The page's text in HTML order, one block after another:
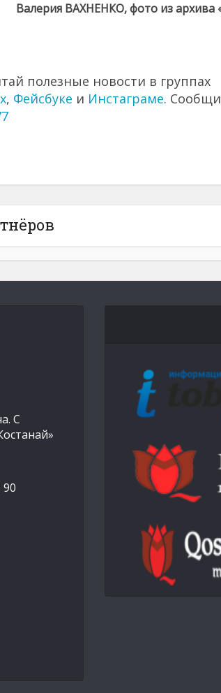
Валерия ВАХНЕНКО, фото из архива
полезные новости в группах
, Фейсбуке и Инстаграме.
С
90